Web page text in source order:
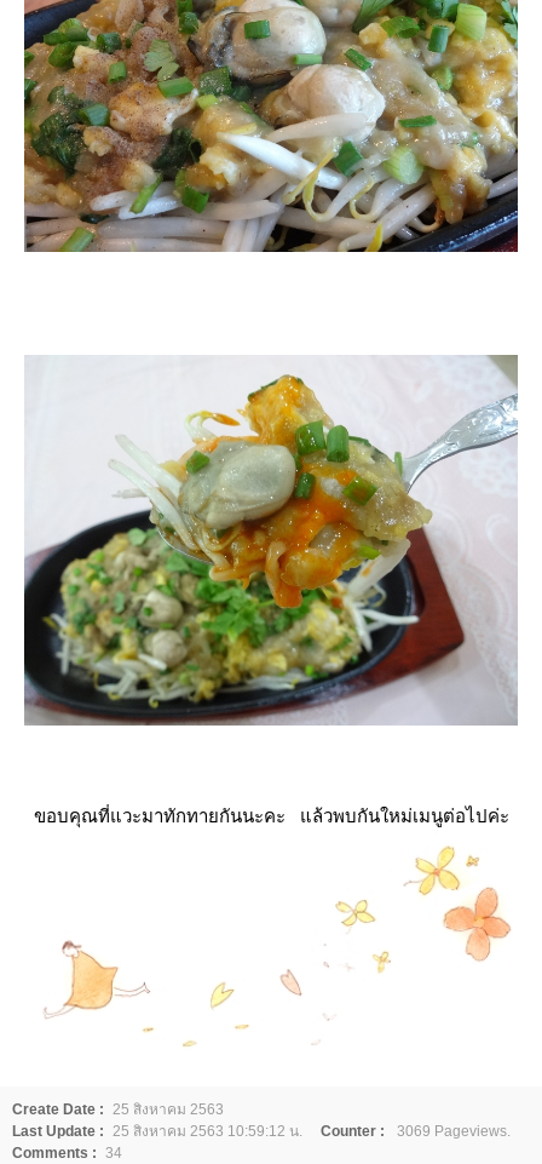
ขอบคุณที่แวะมาทักทายกันนะคะ แล้วพบกันใหม่เมนูต่อไปค่ะ
Create Date : 25 สิงหาคม 2563
Last Update : 25 สิงหาคม 2563 10:59:12 น. Counter :
3069 Pageviews.
Comments : 34